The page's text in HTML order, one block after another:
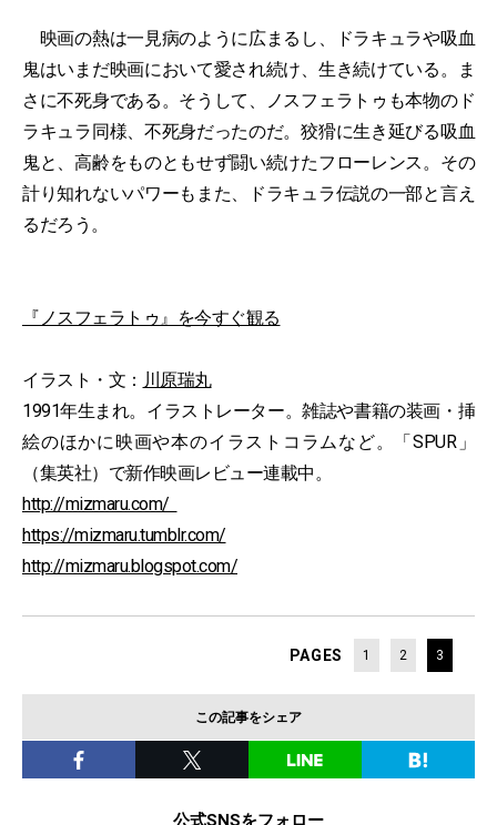
映画の熱は一見病のように広まるし、ドラキュラや吸血
鬼はいまだ映画において愛され続け、生き続けている。ま
さに不死身である。そうして、ノスフェラトゥも本物のド
ラキュラ同様、不死身だったのだ。狡猾に生き延びる吸血
鬼と、高齢をものともせず闘い続けたフローレンス。その
計り知れないパワーもまた、ドラキュラ伝説の一部と言え
るだろう。
『ノスフェラトゥ』を今すぐ観る
イラスト・文： 川原瑞丸
1991年生まれ。イラストレーター。雑誌や書籍の装画・挿
絵のほかに映画や本のイラストコラムなど。「SPUR」
（集英社）で新作映画レビュー連載中。
http://mizmaru.com/
https://mizmaru.tumblr.com/
http://mizmaru.blogspot.com/
PAGES 1 2 3
この記事をシェア
公式SNSをフォロー